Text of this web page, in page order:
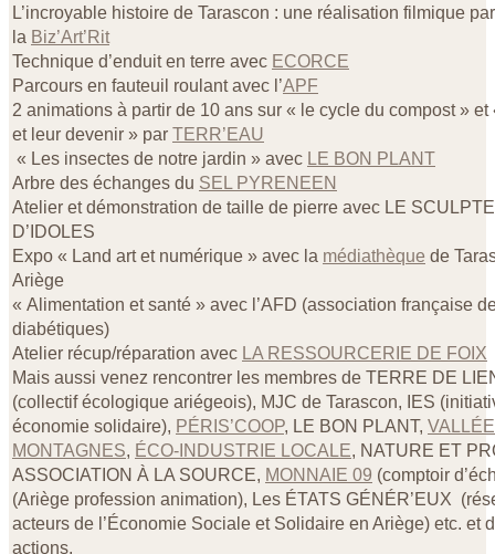
L’incroyable histoire de Tarascon : une réalisation filmique
la Biz’Art’Rit
Technique d’enduit en terre avec ECORCE
Parcours en fauteuil roulant avec l’APF
2 animations à partir de 10 ans sur « le cycle du compost » et
et leur devenir » par TERR’EAU
« Les insectes de notre jardin » avec LE BON PLANT
Arbre des échanges du SEL PYRENEEN
Atelier et démonstration de taille de pierre avec LE
D’IDOLES
Expo « Land art et numérique » avec la médiathèque de
Ariège
« Alimentation et santé » avec l’AFD (association française
diabétiques)
Atelier récup/réparation avec LA RESSOURCERIE DE FOIX
Mais aussi venez rencontrer les membres de TERRE DE
(collectif écologique ariégeois), MJC de Tarascon, IES
économie solidaire), PÉRIS’COOP, LE BON PLANT,
MONTAGNES, ÉCO-INDUSTRIE LOCALE, NATURE ET
ASSOCIATION À LA SOURCE, MONNAIE 09 (comptoir
(Ariège profession animation), Les ÉTATS GÉNÉR’EUX
acteurs de l’Économie Sociale et Solidaire en Ariège) etc. et
actions.